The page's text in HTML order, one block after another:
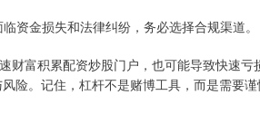
资金损失和法律纠纷，务必选择合规渠道。
财富积累配资炒股门户，也可能导致快速亏
险。记住，杠杆不是赌博工具，而是需要